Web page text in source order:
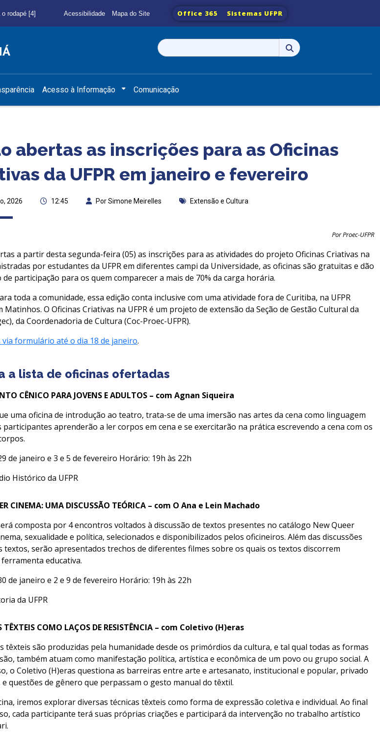
o rodapé [4] Acessibilidade Mapa do Site Office 365 Sistemas UFPR
Pesquisar
por:
Acesso à Informação Comunicação
abertas as inscrições para as Oficinas
da UFPR em janeiro e fevereiro
2026 12:45 Por Simone Meirelles Extensão e Cultura
Por Proec-UFPR
a partir desta segunda-feira (05) as inscrições para as atividades do projeto Oficinas Criativas na
por estudantes da UFPR em diferentes campi da Universidade, as oficinas são gratuitas e dão
de participação para os quem comparecer a mais de 70% da carga horária.
toda a comunidade, essa edição conta inclusive com uma atividade fora de Curitiba, na UFPR
Matinhos. O Oficinas Criativas na UFPR é um projeto de extensão da Seção de Gestão Cultural da
da Coordenadoria de Cultura (Coc-Proec-UFPR).
via formulário até o dia 18 de janeiro.
a lista de oficinas ofertadas
CÊNICO PARA JOVENS E ADULTOS – com Agnan Siqueira
uma oficina de introdução ao teatro, trata-se de uma imersão nas artes da cena como linguagem
participantes aprenderão a ler corpos em cena e se exercitarão na prática escrevendo a cena com os
de janeiro e 3 e 5 de fevereiro Horário: 19h às 22h
Histórico da UFPR
CINEMA: UMA DISCUSSÃO TEÓRICA – com O Ana e Lein Machado
composta por 4 encontros voltados à discussão de textos presentes no catálogo New Queer
sexualidade e política, selecionados e disponibilizados pelos oficineiros. Além das discussões
textos, serão apresentados trechos de diferentes filmes sobre os quais os textos discorrem
educativa.
de janeiro e 2 e 9 de fevereiro Horário: 19h às 22h
da UFPR
TÊXTEIS COMO LAÇOS DE RESISTÊNCIA – com Coletivo (H)eras
têxteis são produzidas pela humanidade desde os primórdios da cultura, e tal qual todas as formas
também atuam como manifestação política, artística e econômica de um povo ou grupo social. A
o Coletivo (H)eras questiona as barreiras entre arte e artesanato, institucional e popular, privado
e questões de gênero que perpassam o gesto manual do têxtil.
iremos explorar diversas técnicas têxteis como forma de expressão coletiva e individual. Ao final
cada participante terá suas próprias criações e participará da intervenção no trabalho artístico